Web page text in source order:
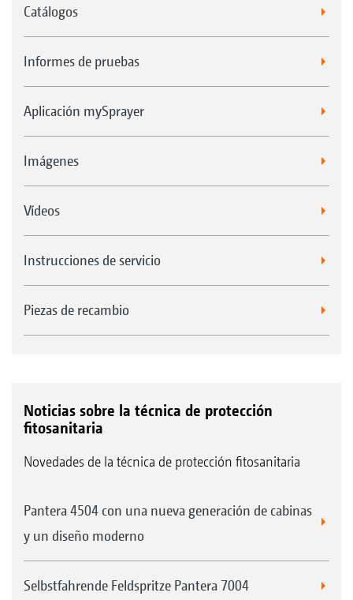
Catálogos
Informes de pruebas
Aplicación mySprayer
Imágenes
Vídeos
Instrucciones de servicio
Piezas de recambio
Noticias sobre la técnica de protección
fitosanitaria
Novedades de la técnica de protección fitosanitaria
Pantera 4504 con una nueva generación de cabinas
y un diseño moderno
Selbstfahrende Feldspritze Pantera 7004